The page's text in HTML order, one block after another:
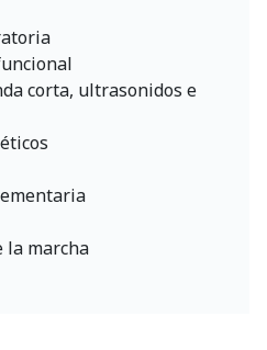
corta, ultrasonidos e
la marcha